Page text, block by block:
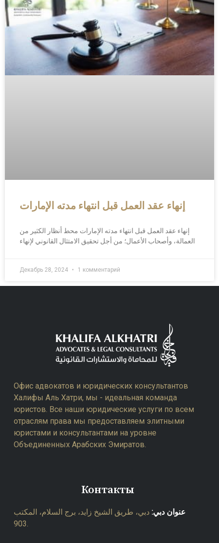
إنهاء عقد العمل قبل انتهاء مدته الإمارات
إنهاء عقد العمل قبل انتهاء مدته الإمارات محط أنظار الكثير من
العمالة، وأصحاب الأعمال؛ من أجل تحقيق الامتثال القانوني لإنهاء
Декабрь 28, 2024 1 комментарий
Офис адвокатов и юридических консультантов
Халифы Аль Хатри, мы - идеальная команда
юристов. Все наши юридические услуги по всем
отраслям права мы предоставляем элитными
юристами и консультантами на уровне
Объединенных Арабских Эмиратов.
Контакты
عنوان دبي: دبي، طريق الشيخ زايد، برج السلام، المكتب